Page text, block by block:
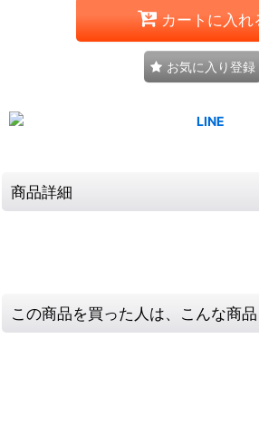
カートに入れ
お気に入り登録
商品詳細
この商品を買った人は、こんな商